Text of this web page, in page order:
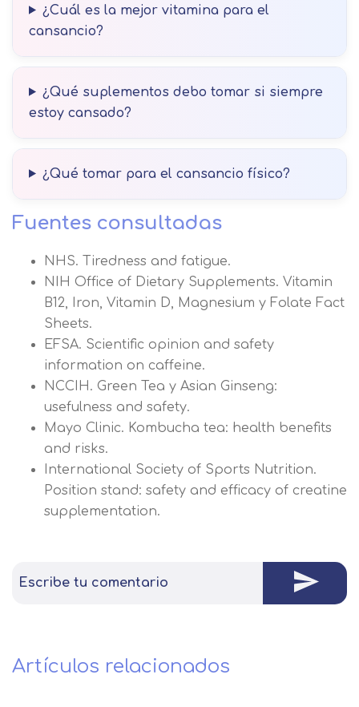
¿Cuál es la mejor vitamina para el
cansancio?
¿Qué suplementos debo tomar si siempre
estoy cansado?
¿Qué tomar para el cansancio físico?
Fuentes consultadas
NHS. Tiredness and fatigue.
NIH Office of Dietary Supplements. Vitamin
B12, Iron, Vitamin D, Magnesium y Folate Fact
Sheets.
EFSA. Scientific opinion and safety
information on caffeine.
NCCIH. Green Tea y Asian Ginseng:
usefulness and safety.
Mayo Clinic. Kombucha tea: health benefits
and risks.
International Society of Sports Nutrition.
Position stand: safety and efficacy of creatine
supplementation.
Escribe tu comentario
Artículos relacionados